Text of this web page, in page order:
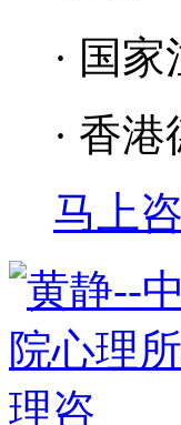
· 国
· 香
马上